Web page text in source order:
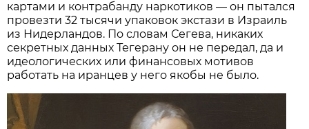
картами и контрабанду наркотиков — он пытался
провезти 32 тысячи упаковок экстази в Израиль
из Нидерландов. По словам Сегева, никаких
секретных данных Тегерану он не передал, да и
идеологических или финансовых мотивов
работать на иранцев у него якобы не было.